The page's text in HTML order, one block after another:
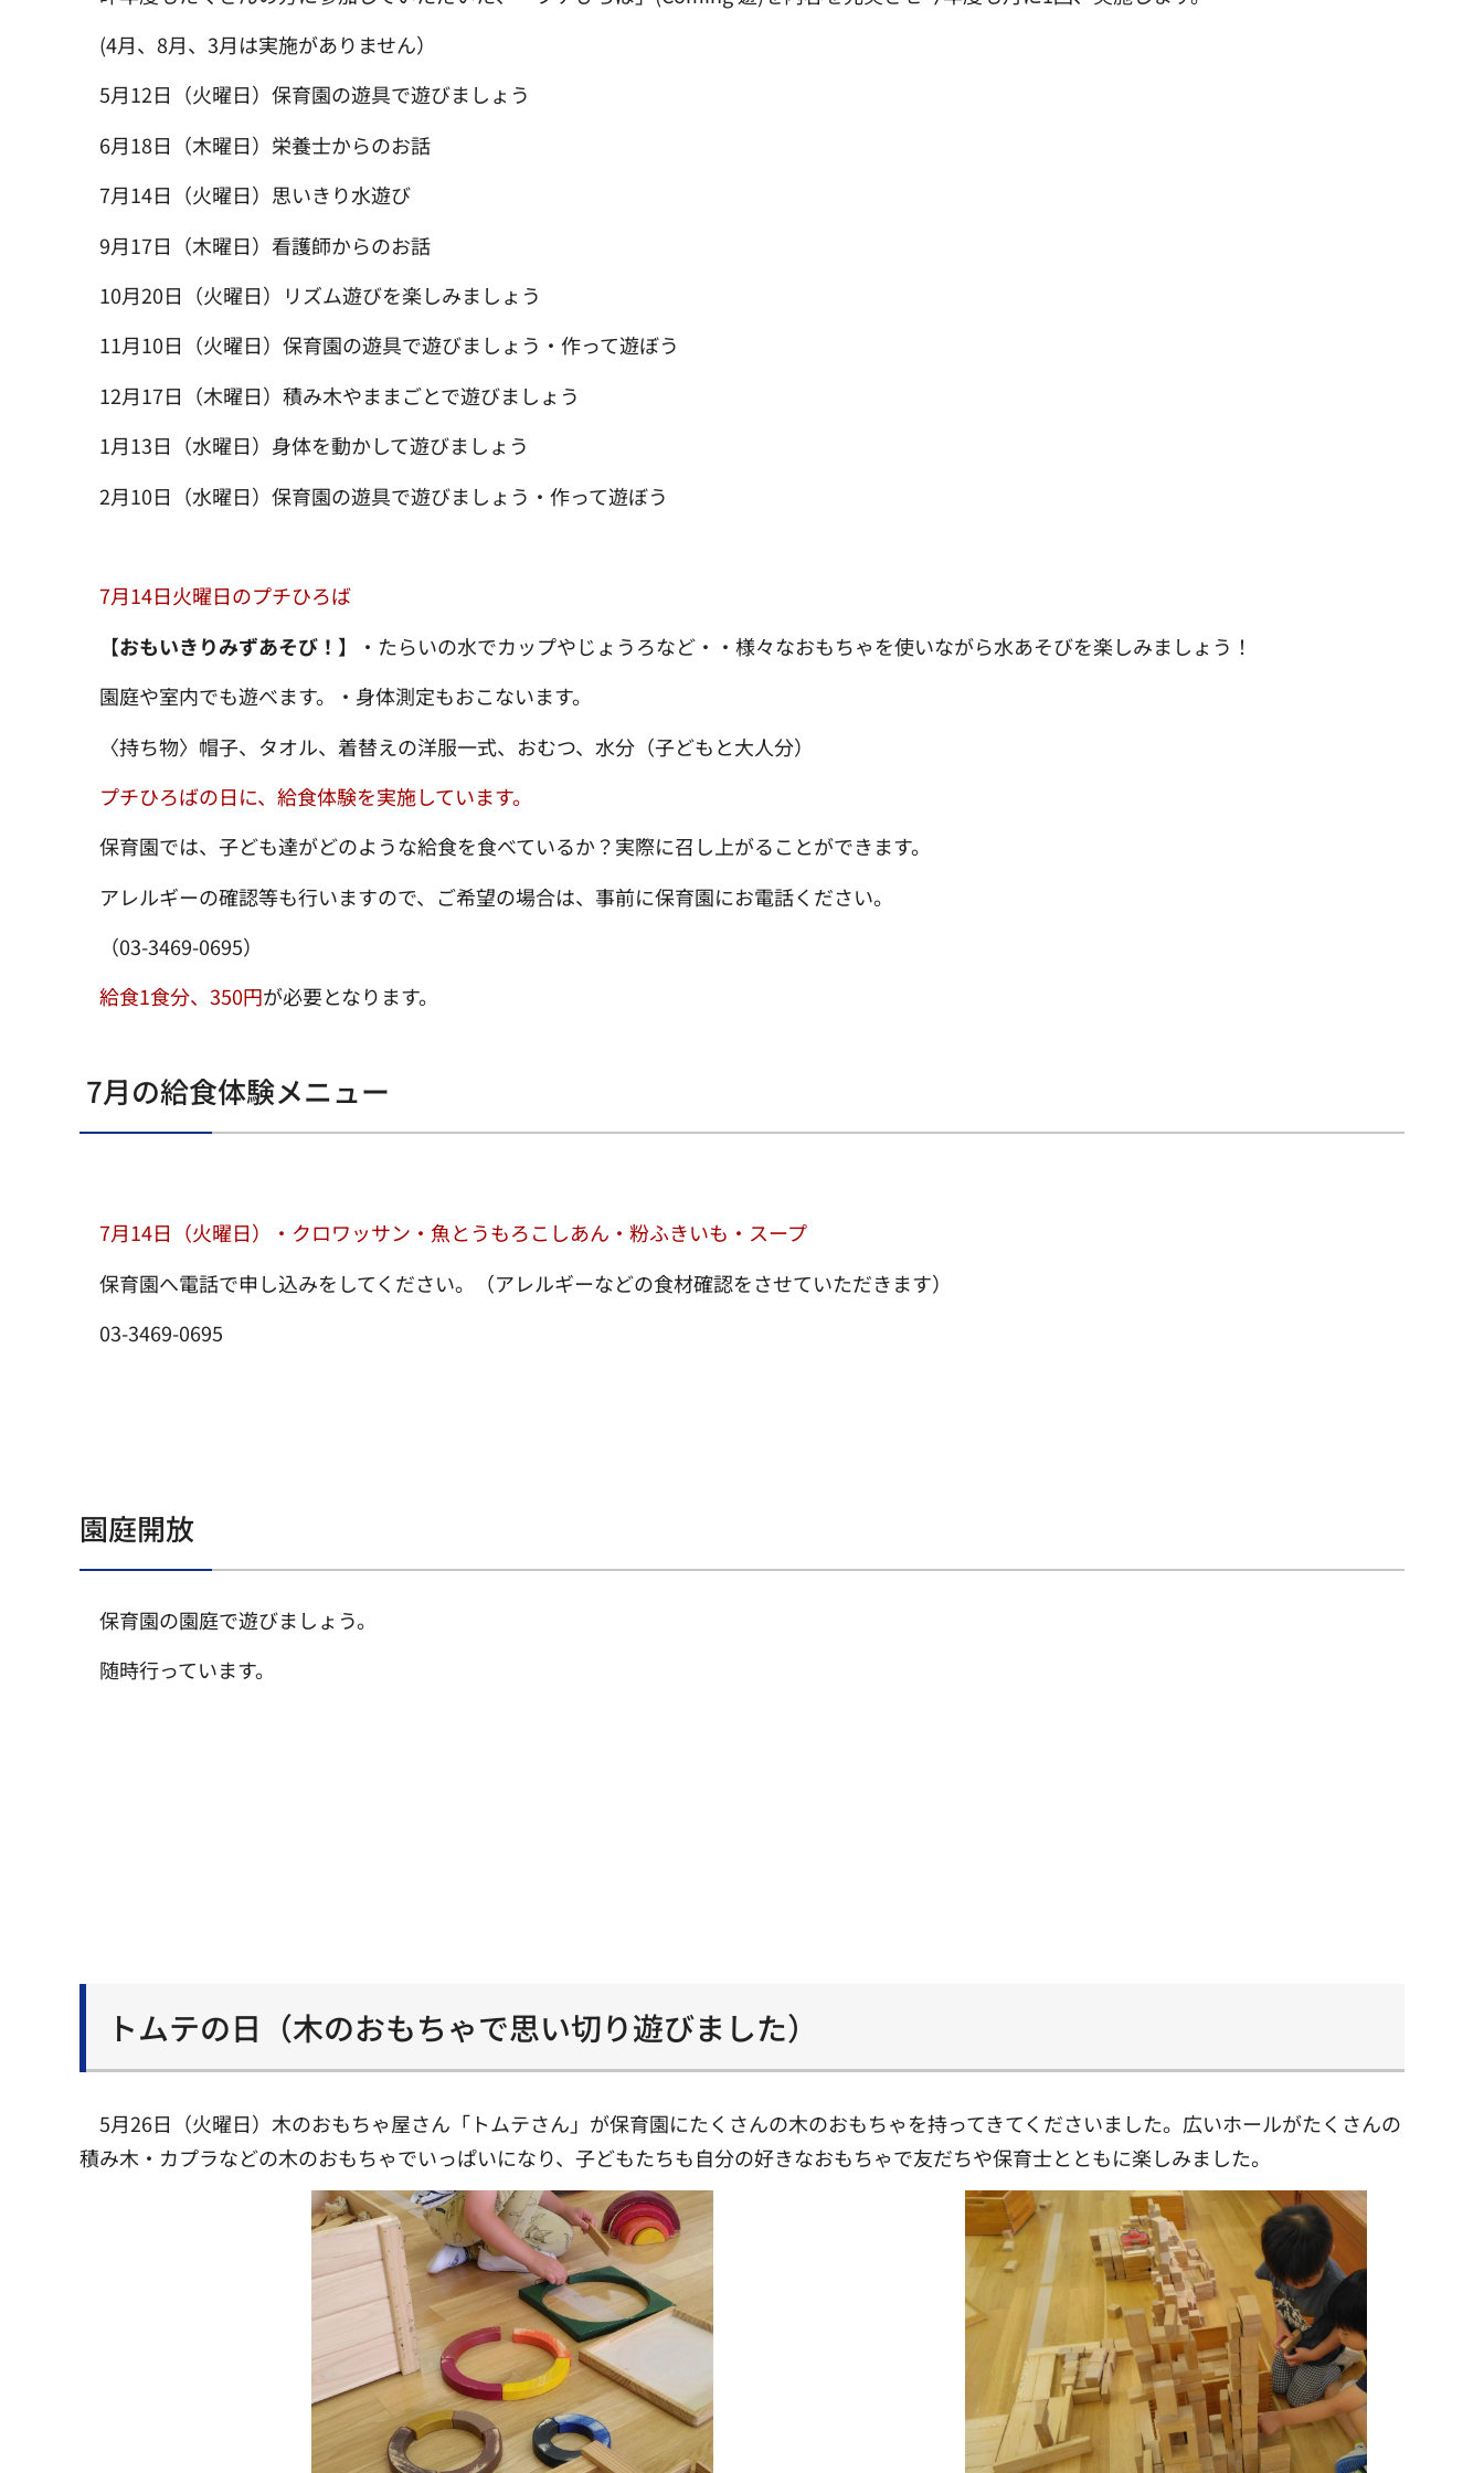
(4月、8月、3月は実施がありません）
5月12日（火曜日）保育園の遊具で遊びましょう
6月18日（木曜日）栄養士からのお話
7月14日（火曜日）思いきり水遊び
9月17日（木曜日）看護師からのお話
10月20日（火曜日）リズム遊びを楽しみましょう
11月10日（火曜日）保育園の遊具で遊びましょう・作って遊ぼう
12月17日（木曜日）積み木やままごとで遊びましょう
1月13日（水曜日）身体を動かして遊びましょう
2月10日（水曜日）保育園の遊具で遊びましょう・作って遊ぼう
7月14日火曜日のプチひろば
【おもいきりみずあそび！ 】・たらいの水でカップやじょうろなど・・様々なおもちゃを使いながら水あそびを楽しみましょう！
園庭や室内でも遊べます。・身体測定もおこないます。
〈持ち物〉帽子、タオル、着替えの洋服一式、おむつ、水分（子どもと大人分）
プチひろばの日に、給食体験を実施しています。
保育園では、子ども達がどのような給食を食べているか？実際に召し上がることができます。
アレルギーの確認等も行いますので、ご希望の場合は、事前に保育園にお電話ください。
（03-3469-0695）
給食1食分、350円が必要となります。
7月の給食体験メニュー
7月14日（火曜日）・クロワッサン・魚とうもろこしあん・粉ふきいも・スープ
保育園へ電話で申し込みをしてください。（アレルギーなどの食材確認をさせていただきます）
03-3469-0695
園庭開放
保育園の園庭で遊びましょう。
随時行っています。
トムテの日（木のおもちゃで思い切り遊びました）
5月26日（火曜日）木のおもちゃ屋さん「トムテさん」が保育園にたくさんの木のおもちゃを持ってきてくださいました。広いホールがたくさんの
積み木・カプラなどの木のおもちゃでいっぱいになり、子どもたちも自分の好きなおもちゃで友だちや保育士とともに楽しみました。